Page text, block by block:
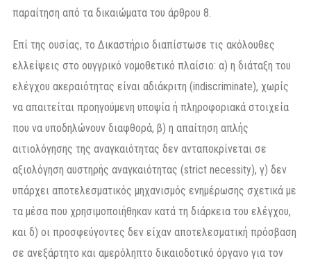
παραίτηση από τα δικαιώματα του άρθρου 8.
Επί της ουσίας, το Δικαστήριο διαπίστωσε τις ακόλουθες
ελλείψεις στο ουγγρικό νομοθετικό πλαίσιο: α) η διάταξη του
ελέγχου ακεραιότητας είναι αδιάκριτη (indiscriminate), χωρίς
να απαιτείται προηγούμενη υποψία ή πληροφοριακά στοιχεία
που να υποδηλώνουν διαφθορά, β) η απαίτηση απλής
αιτιολόγησης της αναγκαιότητας δεν ανταποκρίνεται σε
αξιολόγηση αυστηρής αναγκαιότητας (strict necessity), γ) δεν
υπάρχει αποτελεσματικός μηχανισμός ενημέρωσης σχετικά με
τα μέσα που χρησιμοποιήθηκαν κατά τη διάρκεια του ελέγχου,
και δ) οι προσφεύγοντες δεν είχαν αποτελεσματική πρόσβαση
σε ανεξάρτητο και αμερόληπτο δικαιοδοτικό όργανο για τον